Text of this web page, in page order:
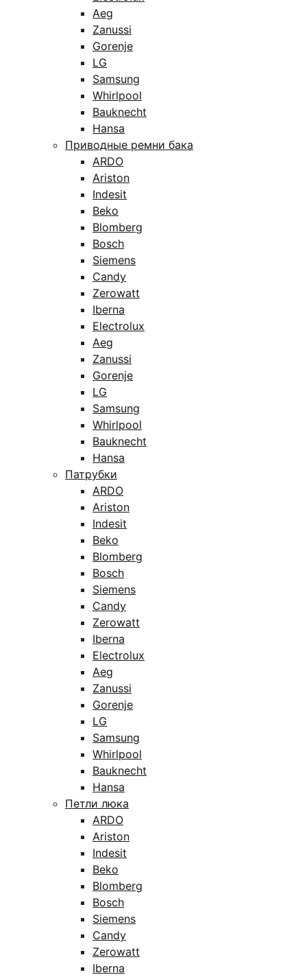
Aeg
Zanussi
Gorenje
LG
Samsung
Whirlpool
Bauknecht
Hansa
Приводные ремни бака
ARDO
Ariston
Indesit
Beko
Blomberg
Bosch
Siemens
Candy
Zerowatt
Iberna
Electrolux
Aeg
Zanussi
Gorenje
LG
Samsung
Whirlpool
Bauknecht
Hansa
Патрубки
ARDO
Ariston
Indesit
Beko
Blomberg
Bosch
Siemens
Candy
Zerowatt
Iberna
Electrolux
Aeg
Zanussi
Gorenje
LG
Samsung
Whirlpool
Bauknecht
Hansa
Петли люка
ARDO
Ariston
Indesit
Beko
Blomberg
Bosch
Siemens
Candy
Zerowatt
Iberna